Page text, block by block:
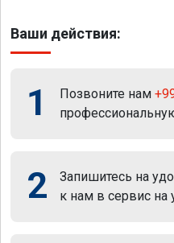
Ваши действия:
1 Позвоните нам
2
Запишитесь на
к нам в сервис на